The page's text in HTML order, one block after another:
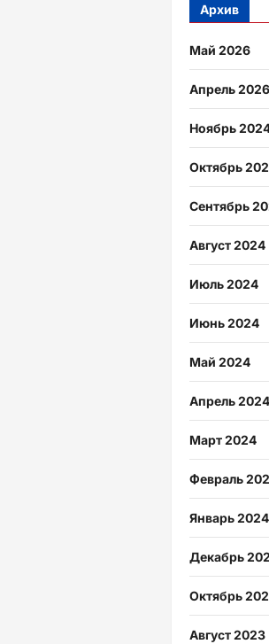
Архив
Май 2026
Апрель 2026
Ноябрь
Октябрь
Сентябрь
Август 2024
Июль 2024
Июнь 2024
Май 2024
Апрель 2024
Март 2024
Февраль
Январь 2024
Декабрь
Октябрь
Август 2023